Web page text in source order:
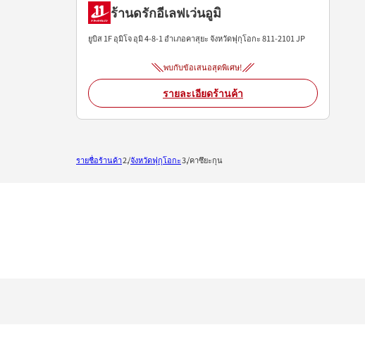
ร้านดรักอีเลฟเว่นอูมิ
ยูบิส 1Fอุมิโจ อุมิ 4-8-1 อำเภอคาสุยะจังหวัดฟุกุโอกะ811-2101 JP
พบกับข้อเสนอสุดพิเศษ!
รายละเอียดร้านค้า
รายชื่อร้านค้า จังหวัดฟุกุโอกะ คาซึยะกุน